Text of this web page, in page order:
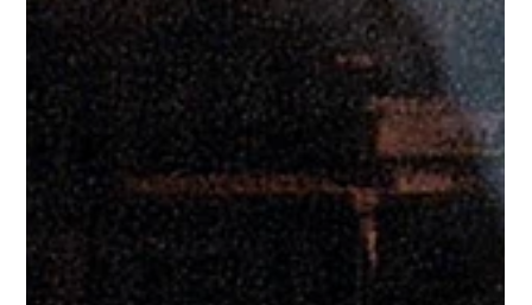
25 de ago. de 2018
Vingadores: Guerra Infinita tem ingresso
gratuito no Circuito SPCine